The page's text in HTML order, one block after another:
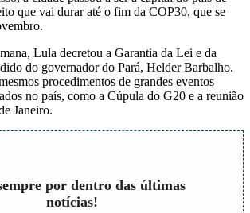
que vai durar até o fim da COP30, que se
Lula decretou a Garantia da Lei e da
do governador do Pará, Helder Barbalho.
procedimentos de grandes eventos
no país, como a Cúpula do G20 e a reunião
Janeiro.
por dentro das últimas
notícias!